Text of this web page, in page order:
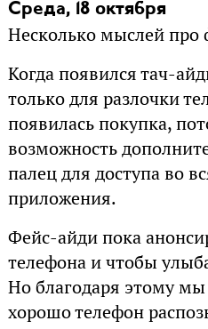
Среда, 18 октября
Несколько мыслей про
Когда появился тач-
только для разлочки
появилась покупка,
возможность
палец для доступа во
приложения.
Фейс-айди пока
телефона и чтобы
Но благодаря этому
хорошо телефон